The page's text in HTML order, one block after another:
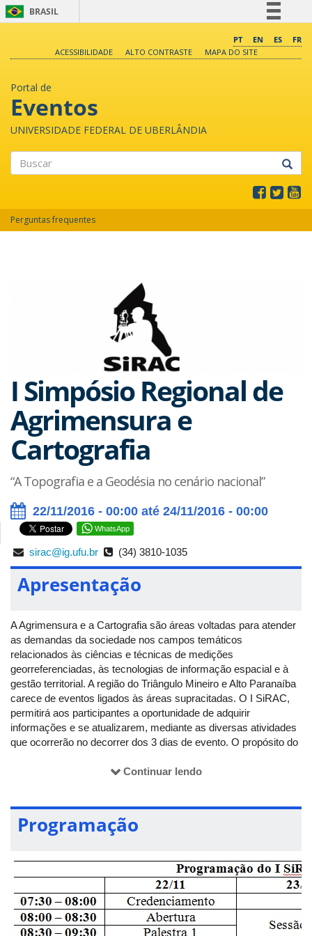
BRASIL
Comunica BR
PT EN ES
FR
ACESSIBILIDADE
ALTO CONTRASTE MAPA DO SITE
Portal de
Eventos
UNIVERSIDADE FEDERAL DE UBERLÂNDIA
Perguntas frequentes
I Simpósio Regional de
Agrimensura e
Cartografia
“A Topografia e a Geodésia no cenário nacional”
22/11/2016 - 00:00 até 24/11/2016 - 00:00
WhatsApp
sirac@ig.ufu.br (34) 3810-1035
Apresentação
A Agrimensura e a Cartografia são áreas voltadas para atender
as demandas da sociedade nos campos temáticos
relacionados às ciências e técnicas de medições
georreferenciadas, às tecnologias de informação espacial e à
gestão territorial. A região do Triângulo Mineiro e Alto Paranaíba
carece de eventos ligados às áreas supracitadas. O I SiRAC,
permitirá aos participantes a oportunidade de adquirir
informações e se atualizarem, mediante as diversas atividades
que ocorrerão no decorrer dos 3 dias de evento. O propósito do
profissionais de Monte Carmelo e região informações e troca de
O tema do simpósio será A Topografia e a Geodésia no cenário
As atividades no período da manhã serão realizadas no
auditório da Superintendência Regional de Ensino, localizado na
Avenida XV de novembro, 440 (em frente a Unidade Boa Vista).
As atividades de mini-cursos serão realizadas na Unidade Vila
Continuar lendo
Programação